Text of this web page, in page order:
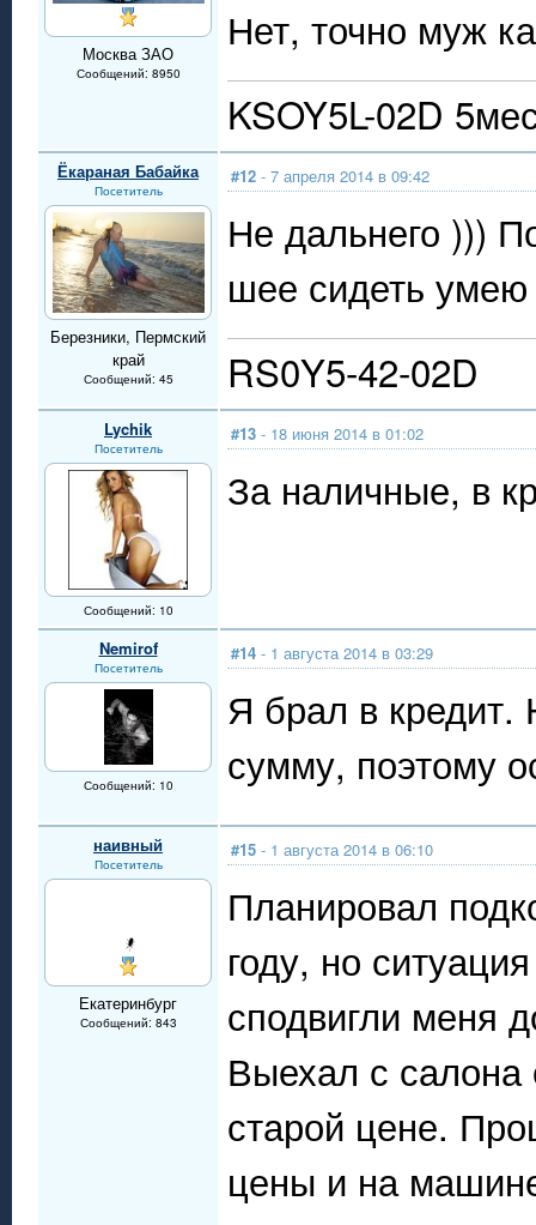
Москва ЗАО
Сообщений: 8950
Нет, точно муж
KSOY5L-02D
Ёкараная Бабайка
Посетитель
Березники, Пермский
край
Сообщений: 45
#12 - 7 апреля 2014 в 09:42
Не дальнего )))
шее сидеть
RS0Y5-42-02D
Lychik
Посетитель
Сообщений: 10
#13 - 18 июня 2014 в 01:02
За наличные, в
Nemirof
Посетитель
Сообщений: 10
#14 - 1 августа 2014 в 03:29
Я брал в
сумму, поэтому
наивный
Посетитель
Екатеринбург
Сообщений: 843
#15 - 1 августа 2014 в 06:10
Планировал
году, но
сподвигли меня
Выехал с
старой цене.
цены и на